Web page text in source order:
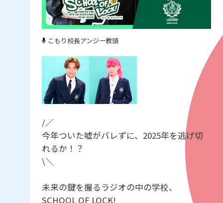
こもり校長アンジー教頭
/／
今年ついた嘘がバレずに、2025年を逃げ切
れるか！？
\＼
未来の鍵を握るラジオの中の学校、
SCHOOL OF LOCK!